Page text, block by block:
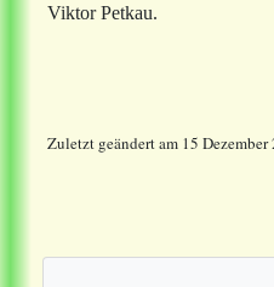
Viktor Petkau.
Zuletzt geändert am 15 Dezember